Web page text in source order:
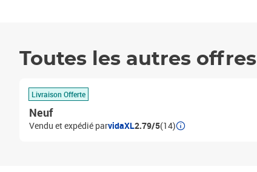
Toutes les autres offres
Livraison Offerte
Neuf
Vendu et expédié parvidaXL2.79/5(14)